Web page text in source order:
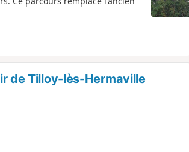
de Tilloy-lès-Hermaville